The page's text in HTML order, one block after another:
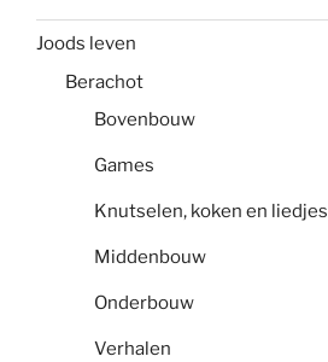
Joods leven
Berachot
Bovenbouw
Games
Knutselen, koken en liedjes
Middenbouw
Onderbouw
Verhalen